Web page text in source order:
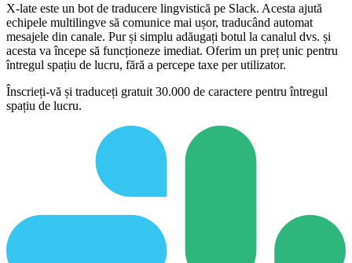
X-late este un bot de traducere lingvistică pe Slack. Acesta ajută
echipele multilingve să comunice mai ușor, traducând automat
mesajele din canale. Pur și simplu adăugați botul la canalul dvs. și
acesta va începe să funcționeze imediat. Oferim un preț unic pentru
întregul spațiu de lucru, fără a percepe taxe per utilizator.
Înscrieți-vă și traduceți gratuit 30.000 de caractere pentru întregul
spațiu de lucru.